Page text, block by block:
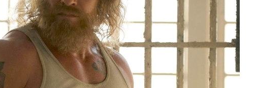
Ritchson narodil, ale dosud neměl dostatek